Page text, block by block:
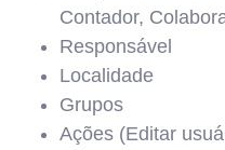
Contador,
Responsável
Localidade
Grupos
Ações (Editar